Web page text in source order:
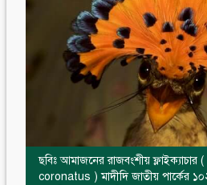
ছবিঃ আমাজনের রাজবংশীয়
coronatus ) মাদীদি জাতীয় পার্কের